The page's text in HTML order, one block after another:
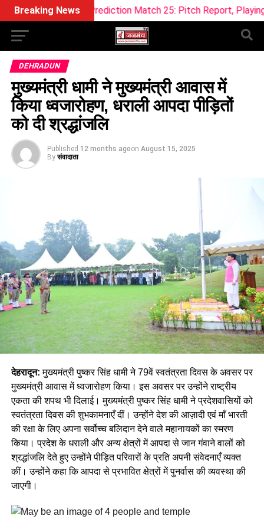
Breaking News
Prediction Match 25: Pitch Report, Playing 11 & Fantasy
DEHRADUN
मुख्यमंत्री धामी ने मुख्यमंत्री आवास में
किया ध्वजारोहण, धराली आपदा पीड़ितों
को दी श्रद्धांजलि
Published 12 months agoon August 15, 2025
By संवादाता
देहरादून: मुख्यमंत्री पुष्कर सिंह धामी ने 79वें स्वतंत्रता दिवस के अवसर पर
मुख्यमंत्री आवास में ध्वजारोहण किया। इस अवसर पर उन्होंने राष्ट्रीय
एकता की शपथ भी दिलाई। मुख्यमंत्री पुष्कर सिंह धामी ने प्रदेशवासियों को
स्वतंत्रता दिवस की शुभकामनाएँ दीं। उन्होंने देश की आज़ादी एवं माँ भारती
की रक्षा के लिए अपना सर्वोच्च बलिदान देने वाले महानायकों का स्मरण
किया। प्रदेश के धराली और अन्य क्षेत्रों में आपदा से जान गंवाने वालों को
श्रद्धांजलि देते हुए उन्होंने पीड़ित परिवारों के प्रति अपनी संवेदनाएँ व्यक्त
कीं। उन्होंने कहा कि आपदा से प्रभावित क्षेत्रों में पुनर्वास की व्यवस्था की
जाएगी।